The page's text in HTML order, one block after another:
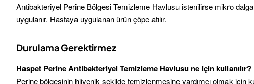
Antibakteriyel Perine Bölgesi Temizleme Havlusu istenilirse mikro dalga
uygulanır. Hastaya uygulanan ürün çöpe atılır.
Durulama Gerektirmez
Haspet Perine Antibakteriyel Temizleme Havlusu ne için kullanılır?
Perine bölgesinin hijyenik şekilde temizlenmesine yardımcı olmak için